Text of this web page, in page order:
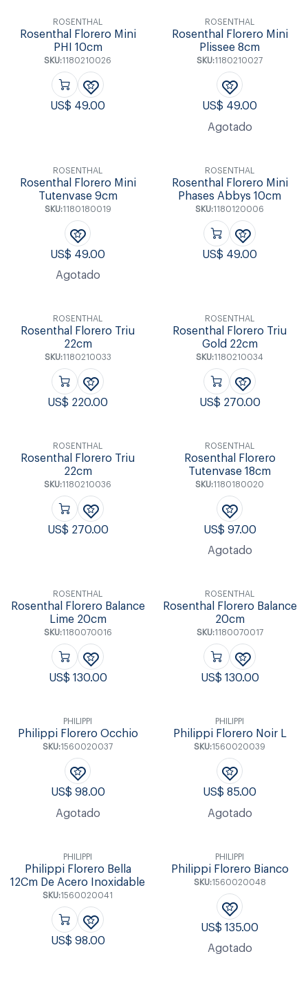
ROSENTHAL
Rosenthal Florero Mini
PHI 10cm
SKU:1180210026
US$ 49.00
ROSENTHAL
Rosenthal Florero Mini
Plissee 8cm
SKU:1180210027
US$ 49.00
Agotado
ROSENTHAL
Rosenthal Florero Mini
Tutenvase 9cm
SKU:1180180019
US$ 49.00
Agotado
ROSENTHAL
Rosenthal Florero Mini
Phases Abbys 10cm
SKU:1180120006
US$ 49.00
ROSENTHAL
Rosenthal Florero Triu
22cm
SKU:1180210033
US$ 220.00
ROSENTHAL
Rosenthal Florero Triu
Gold 22cm
SKU:1180210034
US$ 270.00
ROSENTHAL
Rosenthal Florero Triu
22cm
SKU:1180210036
US$ 270.00
ROSENTHAL
Rosenthal Florero
Tutenvase 18cm
SKU:1180180020
US$ 97.00
Agotado
ROSENTHAL
Rosenthal Florero Balance
Lime 20cm
SKU:1180070016
US$ 130.00
ROSENTHAL
Rosenthal Florero Balance
20cm
SKU:1180070017
US$ 130.00
PHILIPPI
Philippi Florero Occhio
SKU:1560020037
US$ 98.00
Agotado
PHILIPPI
Philippi Florero Noir L
SKU:1560020039
US$85.00
Agotado
PHILIPPI
Philippi Florero Bella
12Cm De Acero Inoxidable
SKU:1560020041
US$ 98.00
PHILIPPI
Philippi Florero Bianco
SKU:1560020048
US$135.00
Agotado